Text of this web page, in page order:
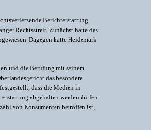
Berichterstattung
Rechtsstreit. Zunächst hatte das
Dagegen hatte Heidemark
und die Berufung mit seinem
das besondere
dass die Medien in
abgehalten werden dürfen.
von Konsumenten betroffen ist,